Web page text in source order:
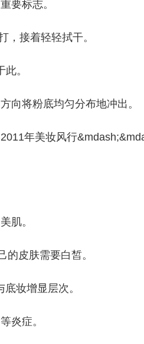
要标志。
，接着轻轻拭干。
。
向将粉底均匀分布地冲出。
年美妆风行
肌。
皮肤需要白皙。
妆增显层次。
炎症。